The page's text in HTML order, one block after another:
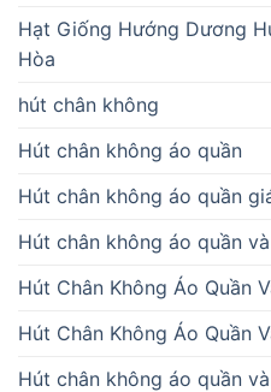
Hạt Giống Hướng Dương
Hòa
hút chân không
Hút chân không áo quần
Hút chân không áo quần
Hút chân không áo quần
Hút Chân Không Áo Quần
Hút Chân Không Áo Quần
Hút chân không áo quần